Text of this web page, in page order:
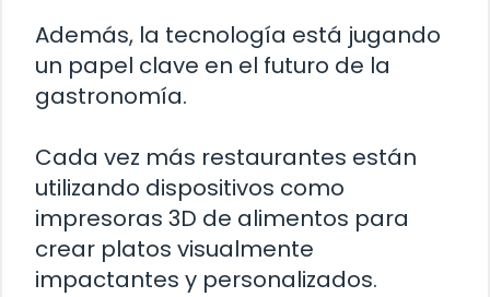
Además, la tecnología está jugando
un papel clave en el futuro de la
gastronomía.
Cada vez más restaurantes están
utilizando dispositivos como
impresoras 3D de alimentos para
crear platos visualmente
impactantes y personalizados.